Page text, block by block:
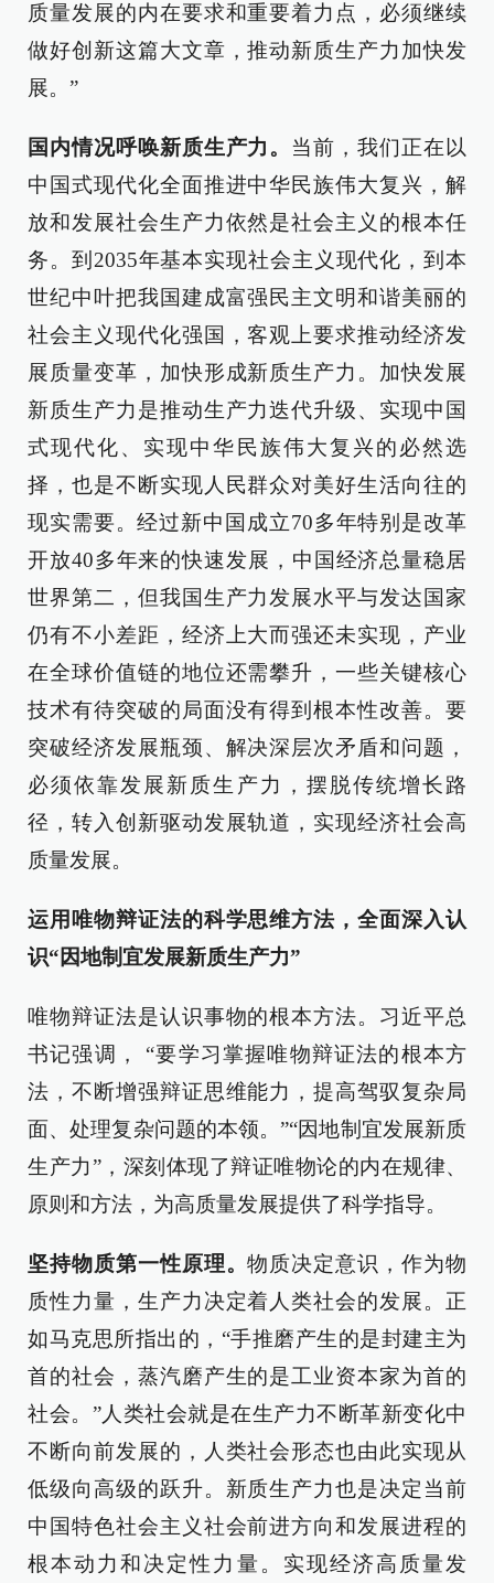
质量发展的内在要求和重要着力点，必须继续
做好创新这篇大文章，推动新质生产力加快发
展。”
国内情况呼唤新质生产力。 当前，我们正在以
中国式现代化全面推进中华民族伟大复兴，解
放和发展社会生产力依然是社会主义的根本任
务。到2035年基本实现社会主义现代化，到本
世纪中叶把我国建成富强民主文明和谐美丽的
社会主义现代化强国，客观上要求推动经济发
展质量变革，加快形成新质生产力。加快发展
新质生产力是推动生产力迭代升级、实现中国
式现代化、实现中华民族伟大复兴的必然选
择，也是不断实现人民群众对美好生活向往的
现实需要。经过新中国成立70多年特别是改革
开放40多年来的快速发展，中国经济总量稳居
世界第二，但我国生产力发展水平与发达国家
仍有不小差距，经济上大而强还未实现，产业
在全球价值链的地位还需攀升，一些关键核心
技术有待突破的局面没有得到根本性改善。要
突破经济发展瓶颈、解决深层次矛盾和问题，
必须依靠发展新质生产力，摆脱传统增长路
径，转入创新驱动发展轨道，实现经济社会高
质量发展。
运用唯物辩证法的科学思维方法，全面深入认
识“因地制宜发展新质生产力”
唯物辩证法是认识事物的根本方法。习近平总
书记强调， “要学习掌握唯物辩证法的根本方
法，不断增强辩证思维能力，提高驾驭复杂局
面、处理复杂问题的本领。”“因地制宜发展新质
生产力”，深刻体现了辩证唯物论的内在规律、
原则和方法，为高质量发展提供了科学指导。
坚持物质第一性原理。物质决定意识，作为物
质性力量，生产力决定着人类社会的发展。正
如马克思所指出的，“手推磨产生的是封建主为
首的社会，蒸汽磨产生的是工业资本家为首的
社会。”人类社会就是在生产力不断革新变化中
不断向前发展的，人类社会形态也由此实现从
低级向高级的跃升。新质生产力也是决定当前
中国特色社会主义社会前进方向和发展进程的
根本动力和决定性力量。实现经济高质量发